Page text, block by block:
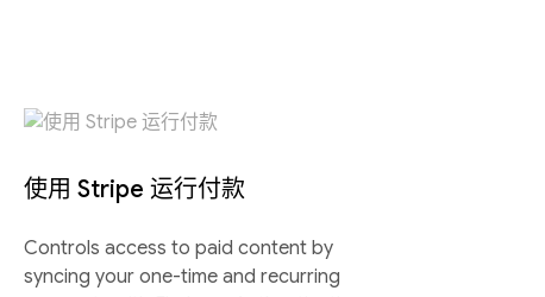
使用 Stripe 运行付款
Controls access to paid content by
syncing your one-time and recurring